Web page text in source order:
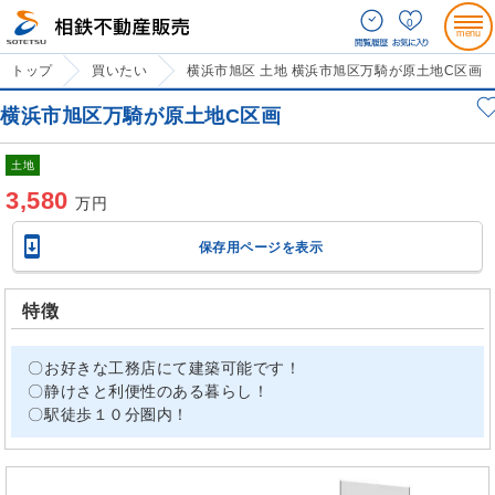
0
トップ 買いたい 横浜市旭区 土地 横浜市旭区万騎が原土地C区画
横浜市旭区万騎が原土地C区画
土地
3,580万円
 保存用ページを表示
特徴
〇お好きな工務店にて建築可能です！
〇静けさと利便性のある暮らし！
〇駅徒歩１０分圏内！